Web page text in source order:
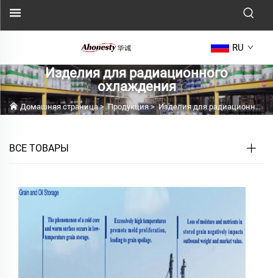
RU
Изделия для радиационного
охлаждения
Домашняя страница>Продукция>Изделия для радиационного охлаждения
ВСЕ ТОВАРЫ